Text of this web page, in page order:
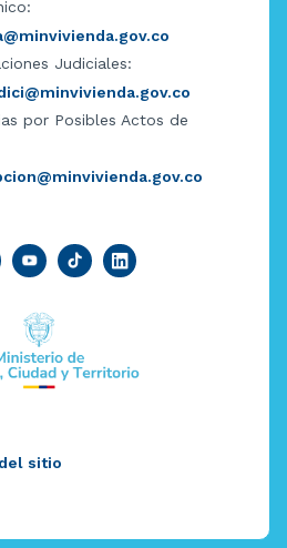
Judiciales:
por Posibles Actos de
sitio